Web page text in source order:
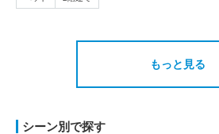
もっと見る
シーン別で探す